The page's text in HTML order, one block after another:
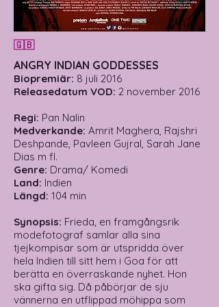
🇬🇧
ANGRY INDIAN GODDESSES
Biopremiär: 8 juli 2016
Releasedatum VOD: 2 november 2016
Regi: Pan Nalin
Medverkande: Amrit Maghera, Rajshri
Deshpande, Pavleen Gujral, Sarah Jane
Dias m fl.
Genre: Drama/ Komedi
Land: Indien
Längd: 104 min
Synopsis: Frieda, en framgångsrik
modefotograf samlar alla sina
tjejkompisar som är utspridda över
hela Indien till sitt hem i Goa för att
berätta en överraskande nyhet. Hon
ska gifta sig. Då påbörjar de sju
vännerna en utflippad möhippa som